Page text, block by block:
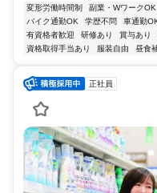
変形労働時間制 副業・WワークOK
バイク通勤OK
学歴不問 車通勤
有資格者歓迎
研修あり 賞与あり
資格取得手当あり
服装自由 昼食
正社員